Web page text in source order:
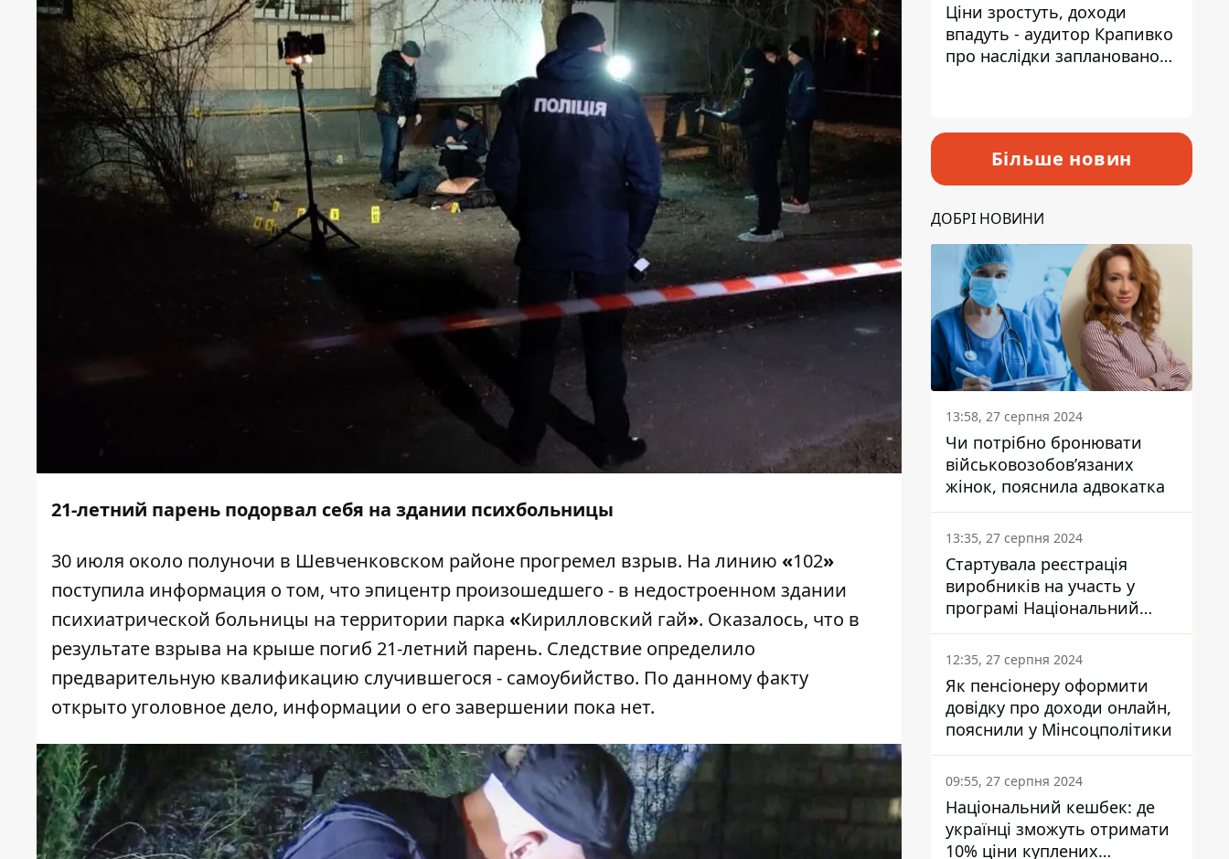
21-летний парень подорвал себя на здании психбольницы
30 июля около полуночи в Шевченковском районе прогремел взрыв. На линию «102»
поступила информация о том, что эпицентр произошедшего - в недостроенном здании
психиатрической больницы на территории парка «Кирилловский гай». Оказалось, что в
результате взрыва на крыше погиб 21-летний парень. Следствие определило
предварительную квалификацию случившегося - самоубийство. По данному факту
открыто уголовное дело, информации о его завершении пока нет.
Ціни зростуть, доходи
впадуть - аудитор Крапивко
про наслідки запланованого
Більше новин
ДОБРІ НОВИНИ
13:58, 27 серпня 2024
Чи потрібно бронювати
військовозобов’язаних
жінок, пояснила адвокатка
13:35, 27 серпня 2024
Стартувала реєстрація
виробників на участь у
програмі Національний
кешбек: як це зробити
через портал Дія
12:35, 27 серпня 2024
Як пенсіонеру оформити
довідку про доходи онлайн,
пояснили у Мінсоцполітики
09:55, 27 серпня 2024
Національний кешбек: де
українці зможуть отримати
10% ціни куплених